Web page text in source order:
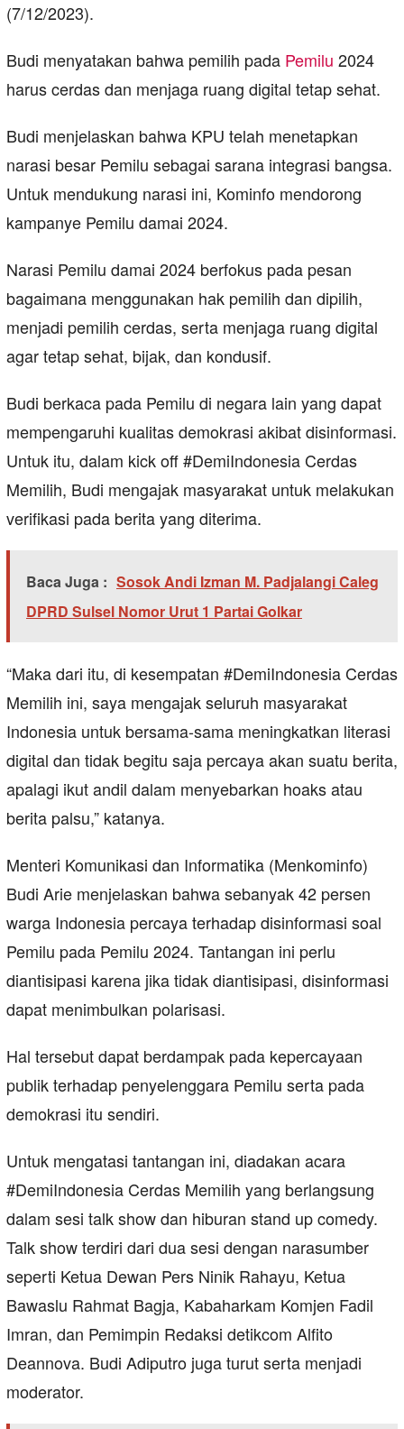
(7/12/2023).
Budi menyatakan bahwa pemilih pada Pemilu 2024
harus cerdas dan menjaga ruang digital tetap sehat.
Budi menjelaskan bahwa KPU telah menetapkan
narasi besar Pemilu sebagai sarana integrasi bangsa.
Untuk mendukung narasi ini, Kominfo mendorong
kampanye Pemilu damai 2024.
Narasi Pemilu damai 2024 berfokus pada pesan
bagaimana menggunakan hak pemilih dan dipilih,
menjadi pemilih cerdas, serta menjaga ruang digital
agar tetap sehat, bijak, dan kondusif.
Budi berkaca pada Pemilu di negara lain yang dapat
mempengaruhi kualitas demokrasi akibat disinformasi.
Untuk itu, dalam kick off #DemiIndonesia Cerdas
Memilih, Budi mengajak masyarakat untuk melakukan
verifikasi pada berita yang diterima.
Baca Juga : Sosok Andi Izman M. Padjalangi Caleg
DPRD Sulsel Nomor Urut 1 Partai Golkar
“Maka dari itu, di kesempatan #DemiIndonesia Cerdas
Memilih ini, saya mengajak seluruh masyarakat
Indonesia untuk bersama-sama meningkatkan literasi
digital dan tidak begitu saja percaya akan suatu berita,
apalagi ikut andil dalam menyebarkan hoaks atau
berita palsu,” katanya.
Menteri Komunikasi dan Informatika (Menkominfo)
Budi Arie menjelaskan bahwa sebanyak 42 persen
warga Indonesia percaya terhadap disinformasi soal
Pemilu pada Pemilu 2024. Tantangan ini perlu
diantisipasi karena jika tidak diantisipasi, disinformasi
dapat menimbulkan polarisasi.
Hal tersebut dapat berdampak pada kepercayaan
publik terhadap penyelenggara Pemilu serta pada
demokrasi itu sendiri.
Untuk mengatasi tantangan ini, diadakan acara
#DemiIndonesia Cerdas Memilih yang berlangsung
dalam sesi talk show dan hiburan stand up comedy.
Talk show terdiri dari dua sesi dengan narasumber
seperti Ketua Dewan Pers Ninik Rahayu, Ketua
Bawaslu Rahmat Bagja, Kabaharkam Komjen Fadil
Imran, dan Pemimpin Redaksi detikcom Alfito
Deannova. Budi Adiputro juga turut serta menjadi
moderator.